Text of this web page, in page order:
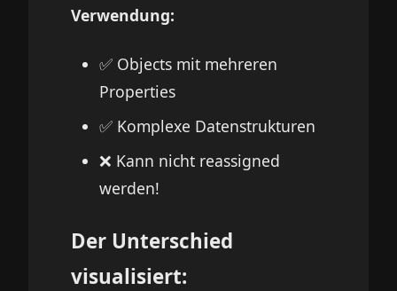
Verwendung:
✅ Objects mit mehreren
Properties
✅ Komplexe Datenstrukturen
❌ Kann nicht reassigned
werden!
Der Unterschied
visualisiert: